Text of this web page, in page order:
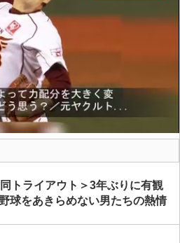
トライアウト＞3年ぶりに有観
球をあきらめない男たちの熱情